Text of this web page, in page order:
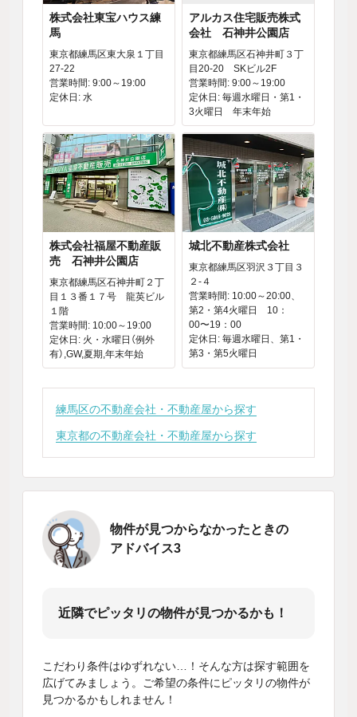
株式会社東宝ハウス練
馬
東京都練馬区東大泉１丁目
27-22
営業時間: 9:00～19:00
定休日: 水
アルカス住宅販売株式
会社 石神井公園店
東京都練馬区石神井町３丁
目20-20 SKビル2F
営業時間: 9:00～19:00
定休日: 毎週水曜日・第1・
3火曜日 年末年始
株式会社福屋不動産販
売 石神井公園店
東京都練馬区石神井町２丁
目１３番１７号 龍英ビル
１階
営業時間: 10:00～19:00
定休日: 火・水曜日（例外
有）,GW,夏期,年末年始
城北不動産株式会社
東京都練馬区羽沢３丁目３
２‐４
営業時間: 10:00～20:00、
第2・第4火曜日 10：
00〜19：00
定休日: 毎週水曜日、第1・
第3・第5火曜日
練馬区の不動産会社・不動産屋から探す
東京都の不動産会社・不動産屋から探す
物件が見つからなかったときの
アドバイス3
近隣でピッタリの物件が見つかるかも！
こだわり条件はゆずれない…！そんな方は探す範囲を
広げてみましょう。ご希望の条件にピッタリの物件が
見つかるかもしれません！